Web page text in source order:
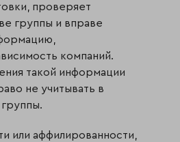
проверяет
группы и вправе
компаний.
такой информации
не учитывать в
группы.
или аффилированности,